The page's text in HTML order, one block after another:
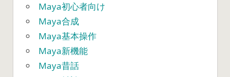
Maya初心者向け
Maya合成
Maya基本操作
Maya新機能
Maya昔話